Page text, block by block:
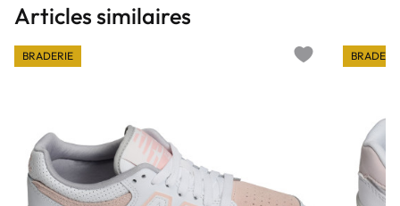
Articles similaires
BRADERIE